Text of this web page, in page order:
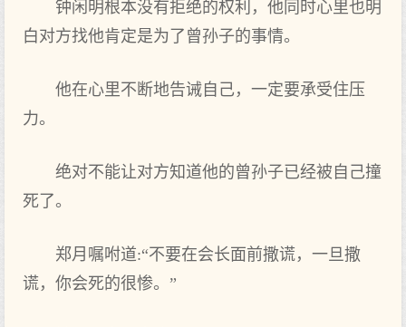
钟闲明根本没有拒绝的权利，他同时心里也明
白对方找他肯定是为了曾孙子的事情。
他在心里不断地告诫自己，一定要承受住压
力。
绝对不能让对方知道他的曾孙子已经被自己撞
死了。
郑月嘱咐道:“不要在会长面前撒谎，一旦撒
谎，你会死的很惨。”